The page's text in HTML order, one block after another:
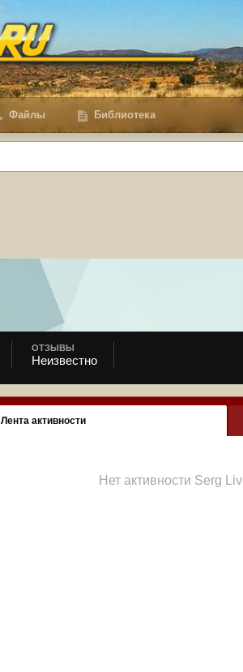
Файлы Библиотека
ОТЗЫВЫ
Неизвестно
Лента активности
Нет активности Serg